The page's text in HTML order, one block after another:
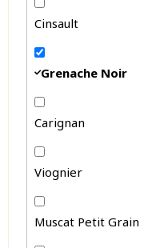
Cinsault
Grenache Noir
Carignan
Viognier
Muscat Petit Grain